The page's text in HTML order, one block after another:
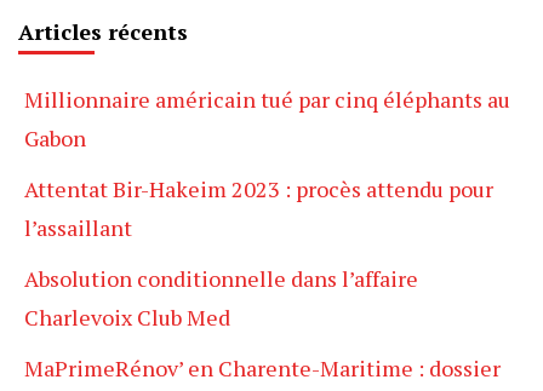
Articles récents
Millionnaire américain tué par cinq éléphants au
Gabon
Attentat Bir-Hakeim 2023 : procès attendu pour
l’assaillant
Absolution conditionnelle dans l’affaire
Charlevoix Club Med
MaPrimeRénov’ en Charente-Maritime : dossier